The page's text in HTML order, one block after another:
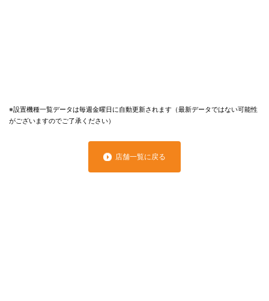
※設置機種一覧データは毎週金曜日に自動更新されます（最新データではない可能性
がございますのでご了承ください）
店舗一覧に戻る